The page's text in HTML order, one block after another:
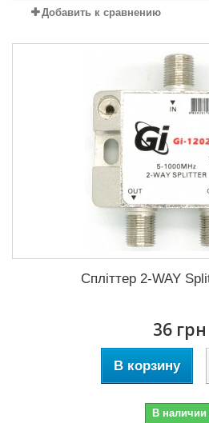
Добавить к сравнению
Спліттер 2-WAY
36 грн
В корзину
В наличии